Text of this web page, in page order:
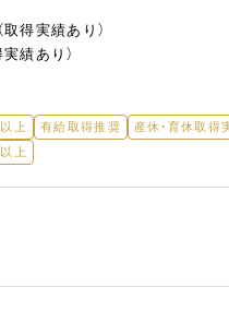
躍されてきた方も大歓迎です
、家庭とのバランスもとりつ
考査を実施。スキルや成長に応
得実績あり）
績あり）
上 有給取得推奨
産休・育休取得
上